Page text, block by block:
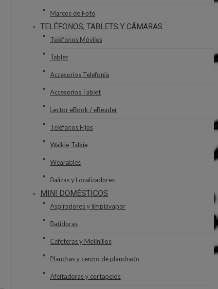
Marcos de Foto
TELÉFONOS, TABLETS Y CÁMARAS
Teléfonos Móviles
Tablet
Accesorios Telefonía
Accesorios Tablet
Lector eBook / eReader
Teléfonos Fijos
Walkie-Talkie
Wearables
Balizas y Localizadores
MINI DOMÉSTICOS
Aspiradores y limpiavapor
Batidoras
Cafeteras y Molinillos
Planchas y centro de planchado
Afeitadoras y cortapelos